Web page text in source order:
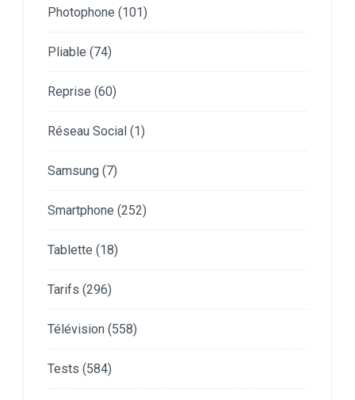
Photophone (101)
Pliable (74)
Reprise (60)
Réseau Social (1)
Samsung (7)
Smartphone (252)
Tablette (18)
Tarifs (296)
Télévision (558)
Tests (584)